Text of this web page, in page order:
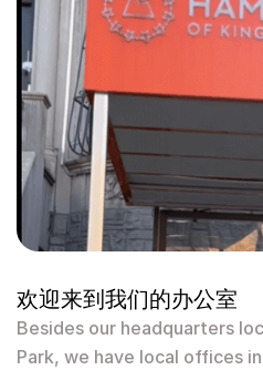
欢迎来到我们的办公室
Besides our headquarters
Park, we have local offices